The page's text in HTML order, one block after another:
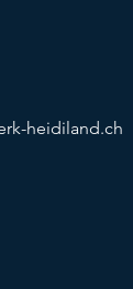
heidiland.ch